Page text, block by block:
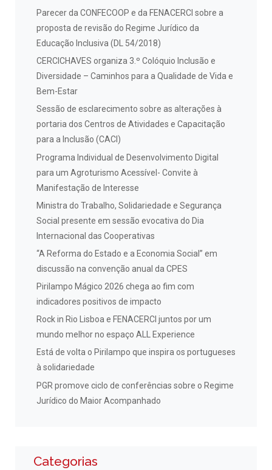
Parecer da CONFECOOP e da FENACERCI sobre a
proposta de revisão do Regime Jurídico da
Educação Inclusiva (DL 54/2018)
CERCICHAVES organiza 3.º Colóquio Inclusão e
Diversidade – Caminhos para a Qualidade de Vida e
Bem-Estar
Sessão de esclarecimento sobre as alterações à
portaria dos Centros de Atividades e Capacitação
para a Inclusão (CACI)
Programa Individual de Desenvolvimento Digital
para um Agroturismo Acessível- Convite à
Manifestação de Interesse
Ministra do Trabalho, Solidariedade e Segurança
Social presente em sessão evocativa do Dia
Internacional das Cooperativas
“A Reforma do Estado e a Economia Social” em
discussão na convenção anual da CPES
Pirilampo Mágico 2026 chega ao fim com
indicadores positivos de impacto
Rock in Rio Lisboa e FENACERCI juntos por um
mundo melhor no espaço ALL Experience
Está de volta o Pirilampo que inspira os portugueses
à solidariedade
PGR promove ciclo de conferências sobre o Regime
Jurídico do Maior Acompanhado
Categorias